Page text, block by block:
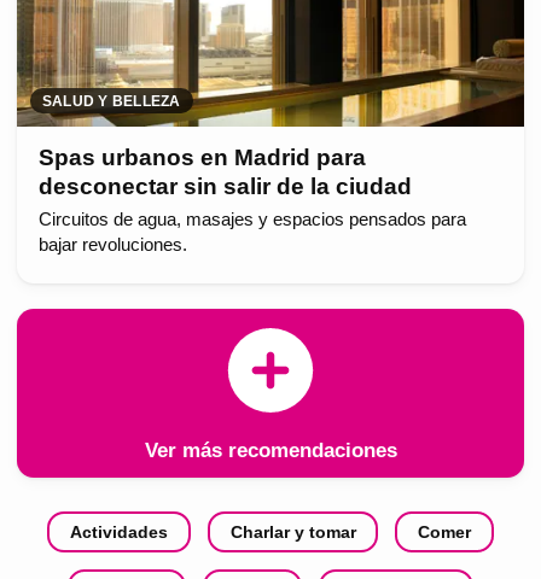
SALUD Y BELLEZA
Spas urbanos en Madrid para
desconectar sin salir de la ciudad
Circuitos de agua, masajes y espacios pensados para
bajar revoluciones.
Ver más recomendaciones
Actividades Charlar y tomar Comer